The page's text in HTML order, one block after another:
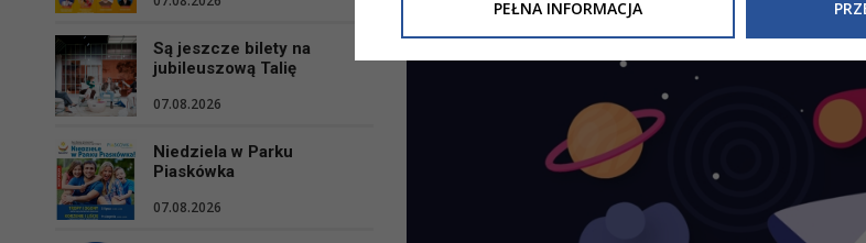
Są jeszcze bilety na
jubileuszową Talię
07.08.2026
Niedziela w Parku
Piaskówka
07.08.2026
Niniejsza informacja nie wymaga od Państwa żadnych
PEŁNA INFORMACJA